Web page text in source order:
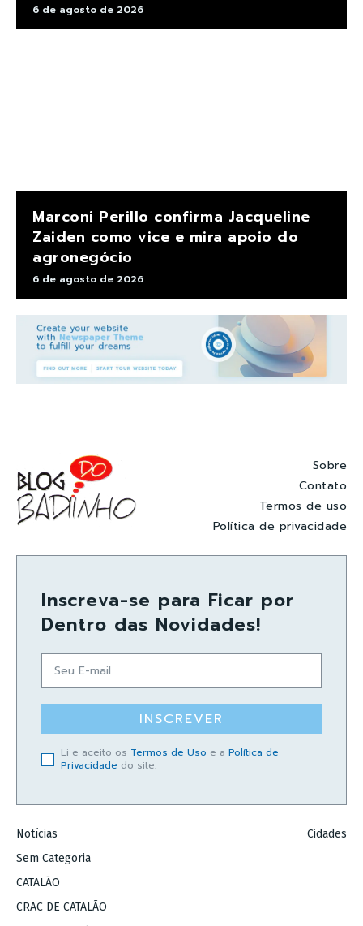
6 de agosto de 2026
Marconi Perillo confirma Jacqueline
Zaiden como vice e mira apoio do
agronegócio
6 de agosto de 2026
Sobre
Contato
Termos de uso
Política de privacidade
Inscreva-se para Ficar por
Dentro das Novidades!
INSCREVER
Li e aceito os Termos de Uso e a Política de
Privacidade do site.
Notícias
Sem Categoria
CATALÃO
CRAC DE CATALÃO
Cidades